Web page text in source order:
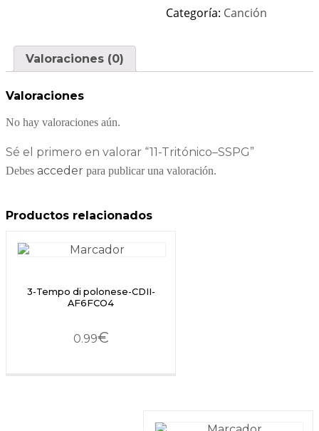
Categoría: Canción
Valoraciones (0)
Valoraciones
No hay valoraciones aún.
Sé el primero en valorar “11-Tritónico–SSPG”
Debes acceder para publicar una valoración.
Productos relacionados
3-Tempo di polonese-CDII-
AF6FCO4
0.99€